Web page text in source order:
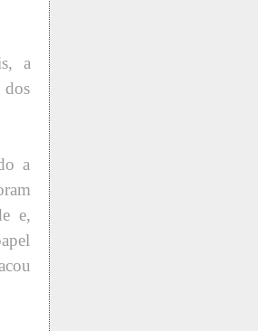
a
dos
a
e,